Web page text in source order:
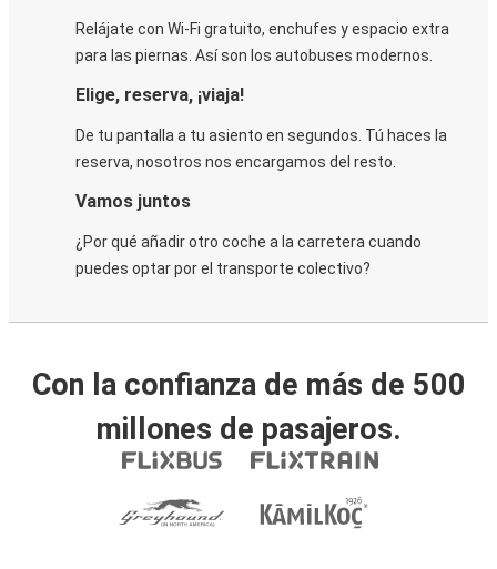
Relájate con Wi-Fi gratuito, enchufes y espacio extra
para las piernas. Así son los autobuses modernos.
Elige, reserva, ¡viaja!
De tu pantalla a tu asiento en segundos. Tú haces la
reserva, nosotros nos encargamos del resto.
Vamos juntos
¿Por qué añadir otro coche a la carretera cuando
puedes optar por el transporte colectivo?
Con la confianza de más de 500
millones de pasajeros.